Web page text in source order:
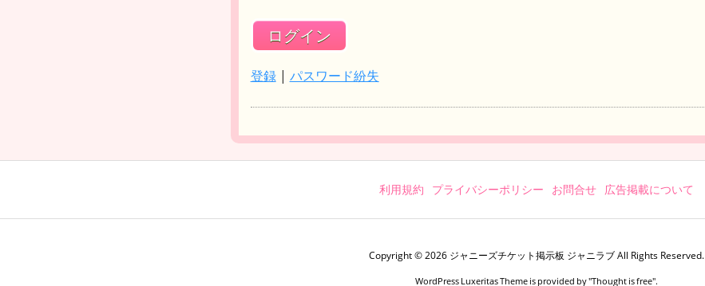
登録| パスワード紛失
利用規約 プライバシーポリシー お問合せ 広告掲載について
Copyright ©2026 ジャニーズチケット掲示板 ジャニラブAll Rights Reserved.
WordPress Luxeritas Theme is provided by "Thought is free".